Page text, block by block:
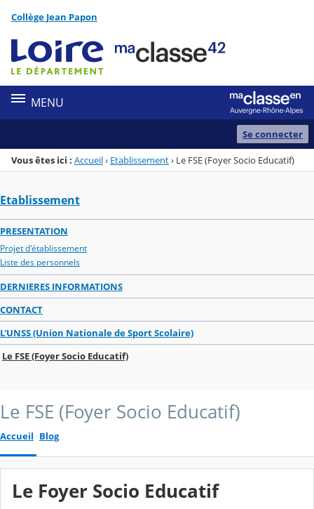
Menu de la rubrique
Contenu
Collège Jean Papon
MENU
Se connecter
Vous êtes ici : Accueil› Etablissement› Le FSE (Foyer Socio Educatif)
Etablissement
PRESENTATION
Projet d'établissement
Liste des personnels
DERNIERES INFORMATIONS
CONTACT
L'UNSS (Union Nationale de Sport Scolaire)
Le FSE (Foyer Socio Educatif)
Le FSE (Foyer Socio Educatif)
Accueil Blog
Le Foyer Socio Educatif